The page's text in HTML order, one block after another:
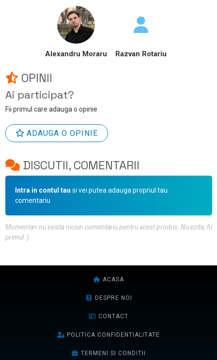
Alexandru Moraru Razvan Rotariu
OPINII
Ai participat?
Fii primul care adauga o opinie
ADAUGA O OPINIE
DISCUTII, COMENTARII
Intra in contul tau si vei putea adauga propriul tau
comentariu
Momentan nu exista niciun comentariu pentru acest produs. Nu ezita, fii
primul :)
ACASA
DESPRE NOI
CONTACT
POLITICA CONFIDENTIALITATE
TERMENI SI CONDITII